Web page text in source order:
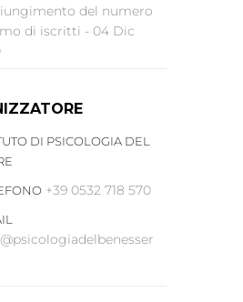
del numero
di iscritti - 04 Dic
DI PSICOLOGIA DEL
+39 0532 718 570